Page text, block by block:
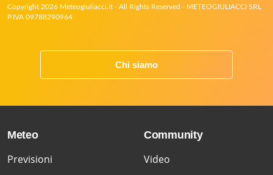
Copyright 2026 Meteogiuliacci.it - All Rights Reserved - METEOGIULIACCI SRL
P.IVA 09788290964
Chi siamo
Meteo
Previsioni
Community
Video